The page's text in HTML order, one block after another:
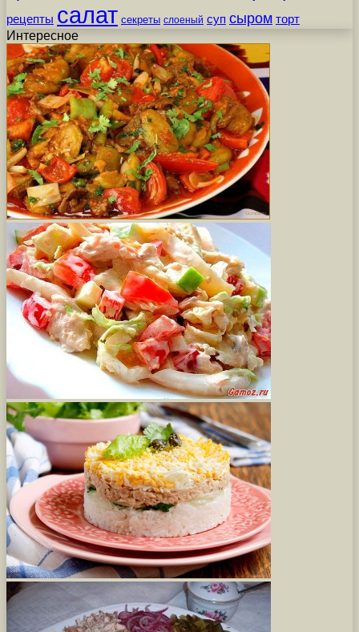
рецепты салат секреты слоеный суп сыром торт
Интересное